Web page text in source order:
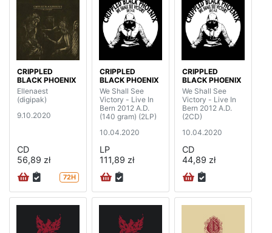
CRIPPLED
BLACK PHOENIX
Ellenaest
(digipak)
9.10.2020
CD
56,89 zł
72H
CRIPPLED
BLACK PHOENIX
We Shall See
Victory - Live In
Bern 2012 A.D.
(140 gram) (2LP)
10.04.2020
LP
111,89 zł
CRIPPLED
BLACK PHOENIX
We Shall See
Victory - Live In
Bern 2012 A.D.
(2CD)
10.04.2020
CD
44,89 zł